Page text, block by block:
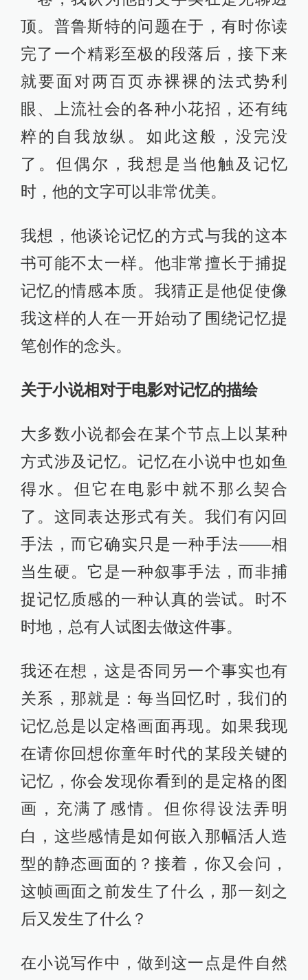
顶。普鲁斯特的问题在于，有时你读
完了一个精彩至极的段落后，接下来
就要面对两百页赤裸裸的法式势利
眼、上流社会的各种小花招，还有纯
粹的自我放纵。如此这般，没完没
了。但偶尔，我想是当他触及记忆
时，他的文字可以非常优美。
我想，他谈论记忆的方式与我的这本
书可能不太一样。他非常擅长于捕捉
记忆的情感本质。我猜正是他促使像
我这样的人在一开始动了围绕记忆提
笔创作的念头。
关于小说相对于电影对记忆的描绘
大多数小说都会在某个节点上以某种
方式涉及记忆。记忆在小说中也如鱼
得水。但它在电影中就不那么契合
了。这同表达形式有关。我们有闪回
手法，而它确实只是一种手法——相
当生硬。它是一种叙事手法，而非捕
捉记忆质感的一种认真的尝试。时不
时地，总有人试图去做这件事。
我还在想，这是否同另一个事实也有
关系，那就是：每当回忆时，我们的
记忆总是以定格画面再现。如果我现
在请你回想你童年时代的某段关键的
记忆，你会发现你看到的是定格的图
画，充满了感情。但你得设法弄明
白，这些感情是如何嵌入那幅活人造
型的静态画面的？接着，你又会问，
这帧画面之前发生了什么，那一刻之
后又发生了什么？
在小说写作中，做到这一点是件自然